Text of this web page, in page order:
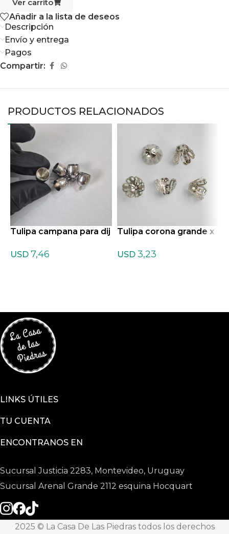
Ver carrito
Añadir a la lista de deseos
Descripción
Envío y entrega
Pagos
Compartir:
PRODUCTOS RELACIONADOS
Tulipa campana para dij
USD 7,46
Tulipa corona grande x
USD 3,23
LINKS ÚTILES
TU CUENTA
ENCONTRANOS EN
Sucursal Justicia 2283, Montevideo, Uruguay
Sucursal Arenal Grande 2112 esquina Hocquart
2025 © La Casa De Las Piedras todos los derechos